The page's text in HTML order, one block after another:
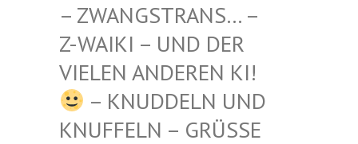
STRANS… – Z-WAIKI
– UND DER VIELEN
ANDEREN KI!
– KNUDDELN UND
KNUFFELN – GRÜSSE –